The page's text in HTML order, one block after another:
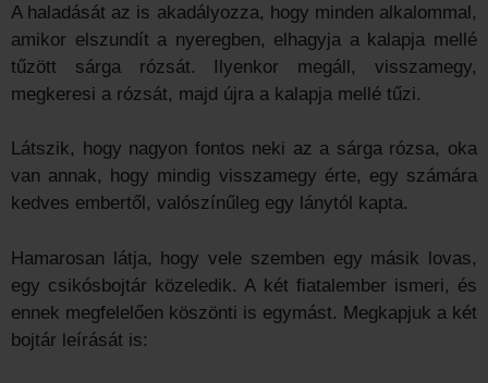
A haladását az is akadályozza, hogy minden alkalommal,
amikor elszundít a nyeregben, elhagyja a kalapja mellé
tűzött sárga rózsát. Ilyenkor megáll, visszamegy,
megkeresi a rózsát, majd újra a kalapja mellé tűzi.
Látszik, hogy nagyon fontos neki az a sárga rózsa, oka
van annak, hogy mindig visszamegy érte, egy számára
kedves embertől, valószínűleg egy lánytól kapta.
Hamarosan látja, hogy vele szemben egy másik lovas,
egy csikósbojtár közeledik. A két fiatalember ismeri, és
ennek megfelelően köszönti is egymást. Megkapjuk a két
bojtár leírását is: